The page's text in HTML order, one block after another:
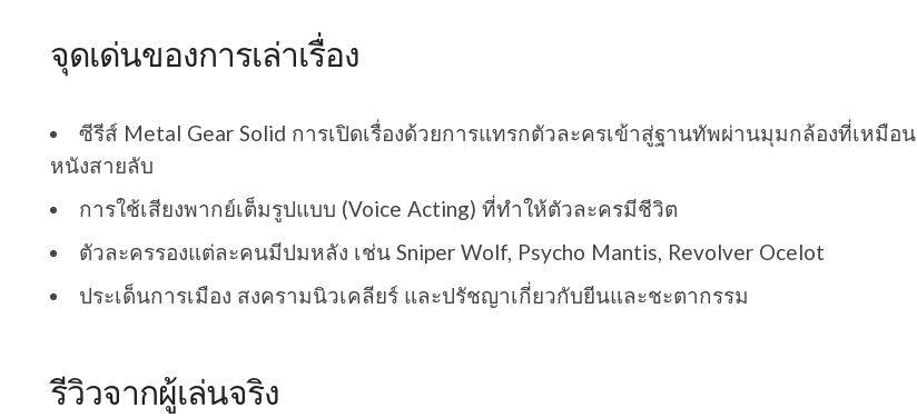
จุดเด่นของการเล่าเรื่อง
ซีรีส์ Metal Gear Solid การเปิดเรื่องด้วยการแทรกตัวละครเข้าสู่ฐานทัพผ่านมุมกล้องที่เหมือน
หนังสายลับ
การใช้เสียงพากย์เต็มรูปแบบ (Voice Acting) ที่ทำให้ตัวละครมีชีวิต
ตัวละครรองแต่ละคนมีปมหลัง เช่น Sniper Wolf, Psycho Mantis, Revolver Ocelot
ประเด็นการเมือง สงครามนิวเคลียร์ และปรัชญาเกี่ยวกับยีนและชะตากรรม
รีวิวจากผู้เล่นจริง